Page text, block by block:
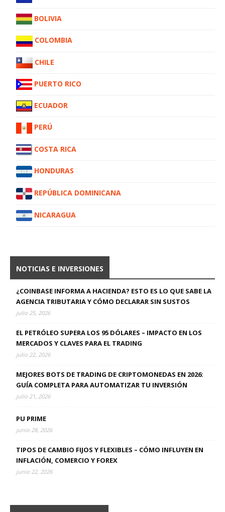
BOLIVIA
COLOMBIA
CHILE
PUERTO RICO
ECUADOR
PERÚ
COSTA RICA
HONDURAS
REPÚBLICA DOMINICANA
NICARAGUA
NOTICIAS E INVERSIONES
¿COINBASE INFORMA A HACIENDA? ESTO ES LO QUE SABE LA
AGENCIA TRIBUTARIA Y CÓMO DECLARAR SIN SUSTOS
julio 25, 2026
EL PETRÓLEO SUPERA LOS 95 DÓLARES – IMPACTO EN LOS
MERCADOS Y CLAVES PARA EL TRADING
julio 22, 2026
MEJORES BOTS DE TRADING DE CRIPTOMONEDAS EN 2026:
GUÍA COMPLETA PARA AUTOMATIZAR TU INVERSIÓN
julio 21, 2026
PU PRIME
junio 28, 2026
TIPOS DE CAMBIO FIJOS Y FLEXIBLES – CÓMO INFLUYEN EN
INFLACIÓN, COMERCIO Y FOREX
junio 22, 2026